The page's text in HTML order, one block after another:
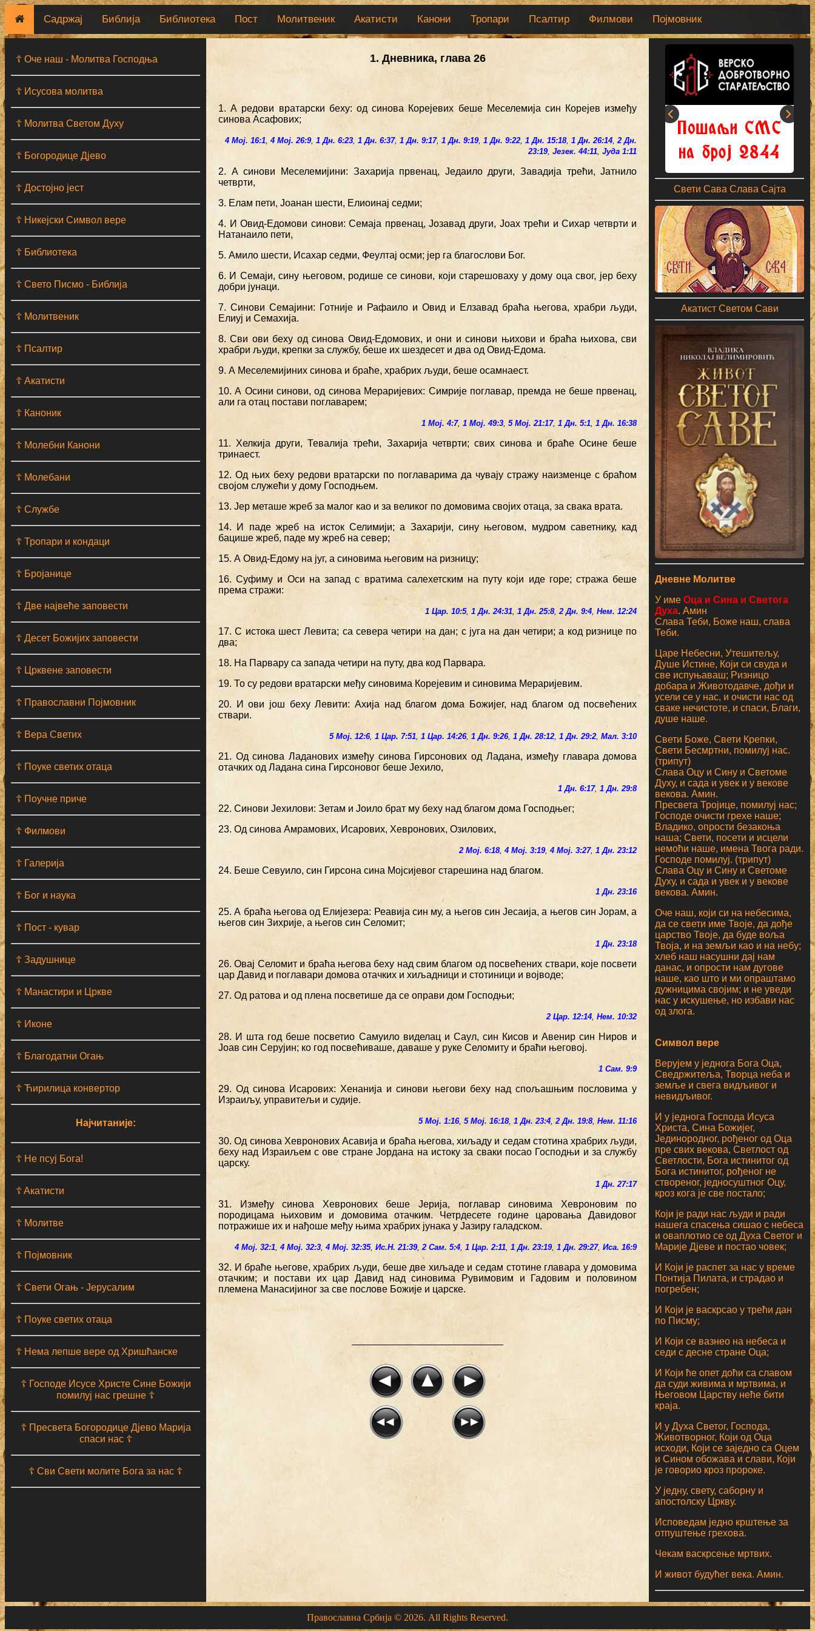
Садржај Библија Библиотека Пост Молитвеник Акатисти Канони Тропари Псалтир Филмови Појмовник
☦ Оче наш - Moлитва Господња
☦ Исусова молитва
☦ Молитва Светом Духу
☦ Богородице Дјево
☦ Достојно јест
☦ Никејски Символ вере
☦ Библиотека
☦ Свето Писмо - Библија
☦ Молитвеник
☦ Псалтир
☦ Акатисти
☦ Каноник
☦ Молебни Канони
☦ Молебани
☦ Службе
☦ Тропари и кондаци
☦ Бројанице
☦ Две највеће заповести
☦ Десет Божијих заповести
☦ Црквене заповести
☦ Православни Појмовник
☦ Вера Светих
☦ Поуке светих отаца
☦ Поучне приче
☦ Филмови
☦ Галерија
☦ Бог и наука
☦ Пост - кувар
☦ Задушнице
☦ Манастири и Цркве
☦ Иконе
☦ Благодатни Огањ
☦ Ћирилица конвертор
Најчитаније:
☦ Не псуј Бога!
☦ Aкатисти
☦ Молитве
☦ Појмовник
☦ Свети Огањ - Јерусалим
☦ Поуке светих отаца
☦ Нема лепше вере од Хришћанске
☦ Господе Исусе Христе Сине Божији
помилуј нас грешне ☦
☦ Пресвета Богородице Дјево Марија
спаси нас ☦
☦ Сви Свети молите Бога за нас ☦
1. Дневника, глава 26
1. А редови вратарски беху: од синова Корејевих беше Меселемија син Корејев између
синова Асафових;
4 Мој. 16:1,4 Мој. 26:9,1 Дн. 6:23,1 Дн. 6:37,1 Дн. 9:17,1 Дн. 9:19,1 Дн. 9:22,1 Дн. 15:18,1 Дн. 26:14,2 Дн.
23:19,Језек. 44:11,Јуда 1:11
2. А синови Меселемијини: Захарија првенац, Једаило други, Завадија трећи, Јатнило
четврти,
3. Елам пети, Јоанан шести, Елиоинај седми;
4. И Овид-Едомови синови: Семаја првенац, Јозавад други, Јоах трећи и Сихар четврти и
Натанаило пети,
5. Амило шести, Исахар седми, Феултај осми; јер га благослови Бог.
6. И Семаји, сину његовом, родише се синови, који старешоваху у дому оца свог, јер беху
добри јунаци.
7. Синови Семајини: Готније и Рафаило и Овид и Елзавад браћа његова, храбри људи,
Елиуј и Семахија.
8. Сви ови беху од синова Овид-Едомових, и они и синови њихови и браћа њихова, сви
храбри људи, крепки за службу, беше их шездесет и два од Овид-Едома.
9. А Меселемијиних синова и браће, храбрих људи, беше осамнаест.
10. А Осини синови, од синова Мераријевих: Симрије поглавар, премда не беше првенац,
али га отац постави поглаварем;
1 Мој. 4:7,1 Мој. 49:3,5 Мој. 21:17,1 Дн. 5:1,1 Дн. 16:38
11. Хелкија други, Тевалија трећи, Захарија четврти; свих синова и браће Осине беше
тринаест.
12. Од њих беху редови вратарски по поглаварима да чувају стражу наизменце с браћом
својом служећи у дому Господњем.
13. Јер меташе жреб за малог као и за великог по домовима својих отаца, за свака врата.
14. И паде жреб на исток Селимији; а Захарији, сину његовом, мудром саветнику, кад
бацише жреб, паде му жреб на север;
15. А Овид-Едому на југ, а синовима његовим на ризницу;
16. Суфиму и Оси на запад с вратима салехетским на путу који иде горе; стража беше
према стражи:
1 Цар. 10:5,1 Дн. 24:31,1 Дн. 25:8,2 Дн. 9:4,Нем. 12:24
17. С истока шест Левита; са севера четири на дан; с југа на дан четири; а код ризнице по
два;
18. На Парвару са запада четири на путу, два код Парвара.
19. То су редови вратарски међу синовима Корејевим и синовима Мераријевим.
20. И ови још беху Левити: Ахија над благом дома Божијег, над благом од посвећених
ствари.
5 Мој. 12:6,1 Цар. 7:51,1 Цар. 14:26,1 Дн. 9:26,1 Дн. 28:12,1 Дн. 29:2,Мал. 3:10
21. Од синова Ладанових између синова Гирсонових од Ладана, између главара домова
отачких од Ладана сина Гирсоновог беше Јехило,
1 Дн. 6:17,1 Дн. 29:8
22. Синови Јехилови: Зетам и Јоило брат му беху над благом дома Господњег;
23. Од синова Амрамових, Исарових, Хевронових, Озилових,
2 Мој. 6:18,4 Мој. 3:19,4 Мој. 3:27,1 Дн. 23:12
24. Беше Севуило, син Гирсона сина Мојсијевог старешина над благом.
1 Дн. 23:16
25. А браћа његова од Елијезера: Реавија син му, а његов син Јесаија, а његов син Јорам, а
његов син Зихрије, а његов син Селомит;
1 Дн. 23:18
26. Овај Селомит и браћа његова беху над свим благом од посвећених ствари, које посвети
цар Давид и поглавари домова отачких и хиљадници и стотиници и војводе;
27. Од ратова и од плена посветише да се оправи дом Господњи;
2 Цар. 12:14,Нем. 10:32
28. И шта год беше посветио Самуило виделац и Саул, син Кисов и Авенир син Ниров и
Јоав син Серујин; ко год посвећиваше, даваше у руке Селомиту и браћи његовој.
1 Сам. 9:9
29. Од синова Исарових: Хенанија и синови његови беху над спољашњим пословима у
Израиљу, управитељи и судије.
5 Мој. 1:16,5 Мој. 16:18,1 Дн. 23:4,2 Дн. 19:8,Нем. 11:16
30. Од синова Хевронових Асавија и браћа његова, хиљаду и седам стотина храбрих људи,
беху над Израиљем с ове стране Јордана на истоку за сваки посао Господњи и за службу
царску.
1 Дн. 27:17
31. Између синова Хевронових беше Јерија, поглавар синовима Хевроновим по
породицама њиховим и домовима отачким. Четрдесете године царовања Давидовог
потражише их и нађоше међу њима храбрих јунака у Јазиру галадском.
4 Мој. 32:1,4 Мој. 32:3,4 Мој. 32:35,Ис.Н. 21:39,2 Сам. 5:4,1 Цар. 2:11,1 Дн. 23:19,1 Дн. 29:27,Иса. 16:9
32. И браће његове, храбрих људи, беше две хиљаде и седам стотине главара у домовима
отачким; и постави их цар Давид над синовима Рувимовим и Гадовим и половином
племена Манасијиног за све послове Божије и царске.
Свети Сава Слава Сајта
Акатист Светом Сави
Дневне Молитве
У имеОца и Сина и Светога
Духа. Амин
Слава Теби, Боже наш, слава
Теби.
Царе Небесни, Утешитељу,
Душе Истине, Који си свуда и
све испуњаваш; Ризницо
добара и Животодавче, дођи и
усели се у нас, и очисти нас од
сваке нечистоте, и спаси, Благи,
душе наше.
Свети Боже, Свети Крепки,
Свети Бесмртни, помилуј нас.
(трипут)
Слава Оцу и Сину и Светоме
Духу, и сада и увек и у векове
векова. Амин.
Пресвета Тројице, помилуј нас;
Господе очисти грехе наше;
Владико, опрости безакоња
наша; Свети, посети и исцели
немоћи наше, имена Твога ради.
Господе помилуј. (трипут)
Слава Оцу и Сину и Светоме
Духу, и сада и увек и у векове
векова. Амин.
Оче наш, који си на небесима,
да се свети име Твоје, да дође
царство Твоје, да буде воља
Твоја, и на земљи као и на небу;
хлеб наш насушни дај нам
данас, и опрости нам дугове
наше, као што и ми опраштамо
дужницима својим; и не уведи
нас у искушење, но избави нас
од злога.
Символ вере
Верујем у једнога Бога Оца,
Сведржитеља, Творца неба и
земље и свега видљивог и
невидљивог.
И у једнога Господа Исуса
Христа, Сина Божијег,
Јединородног, рођеног од Оца
пре свих векова, Светлост од
Светлости, Бога истинитог од
Бога истинитог, рођеног не
створеног, једносуштног Оцу,
кроз кога је све постало;
Који је ради нас људи и ради
нашега спасења сишао с небеса
и оваплотио се од Духа Светог и
Марије Дјеве и постао човек;
И Који је распет за нас у време
Понтија Пилата, и страдао и
погребен;
И Који је васкрсао у трећи дан
по Писму;
И Који се вазнео на небеса и
седи с десне стране Оца;
И Који ће опет доћи са славом
да суди живима и мртвима, и
Његовом Царству неће бити
краја.
И у Духа Светог, Господа,
Животворног, Који од Оца
исходи, Који се заједно са Оцем
и Сином обожава и слави, Који
је говорио кроз пророке.
У једну, свету, саборну и
апостолску Цркву.
Исповедам једно крштење за
отпуштење грехова.
Чекам васкрсење мртвих.
И живот будућег века. Амин.
Православна Србија © 2026. All Rights Reserved.